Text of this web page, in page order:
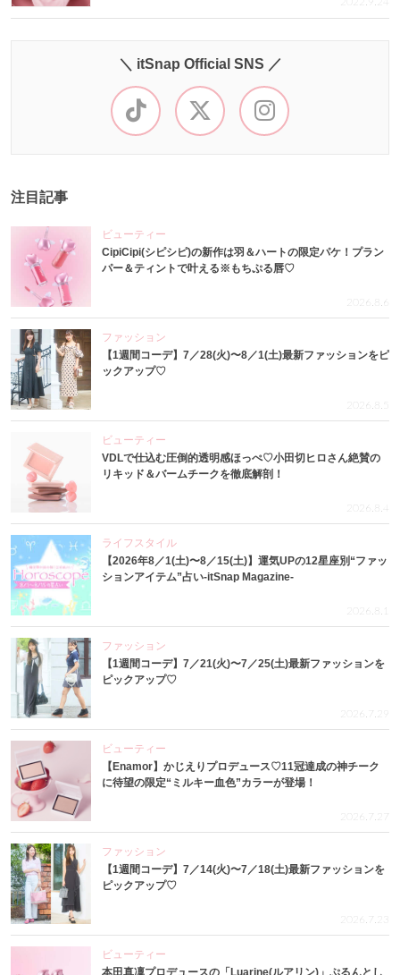
＼ itSnap Official SNS ／
注目記事
ビューティー
CipiCipi(シピシピ)の新作は羽＆ハートの限定パケ！プラン
パー＆ティントで叶える※もちぷる唇♡
2026.8.6
ファッション
【1週間コーデ】7／28(火)〜8／1(土)最新ファッションをピ
ックアップ♡
2026.8.5
ビューティー
VDLで仕込む圧倒的透明感ほっぺ♡小田切ヒロさん絶賛の
リキッド＆バームチークを徹底解剖！
2026.8.4
ライフスタイル
【2026年8／1(土)〜8／15(土)】運気UPの12星座別“ファッ
ションアイテム”占い-itSnap Magazine-
2026.8.1
ファッション
【1週間コーデ】7／21(火)〜7／25(土)最新ファッションを
ピックアップ♡
2026.7.29
ビューティー
【Enamor】かじえりプロデュース♡11冠達成の神チーク
に待望の限定“ミルキー血色”カラーが登場！
2026.7.27
ファッション
【1週間コーデ】7／14(火)〜7／18(土)最新ファッションを
ピックアップ♡
2026.7.23
ビューティー
本田真凜プロデュースの「Luarine(ルアリン)」ぷるんとし